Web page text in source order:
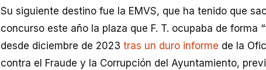
Su siguiente destino fue la EMVS, que ha tenido que
concurso este año la plaza que F. T. ocupaba de forma
desde diciembre de 2023 tras un duro informe de la
contra el Fraude y la Corrupción del Ayuntamiento,